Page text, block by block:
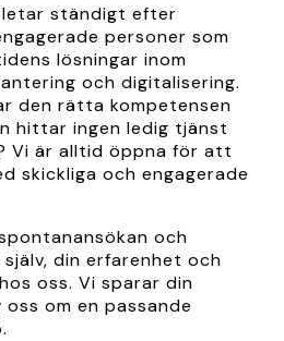
letar ständigt efter
personer som
lösningar inom
och digitalisering.
den rätta kompetensen
hittar ingen ledig tjänst
Vi är alltid öppna för att
skickliga och engagerade
och
din erfarenhet och
oss. Vi sparar din
om en passande